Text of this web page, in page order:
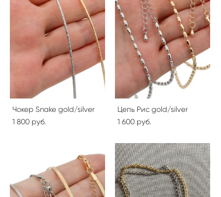
Чокер Snake gold/silver
1 800 pуб.
Цепь Рис gold/silver
1 600 pуб.